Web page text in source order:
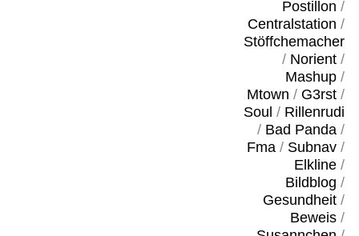
Postillon /
Centralstation /
Stöffchemacher
/ Norient/
Mashup/
Mtown / G3rst/
Soul / Rillenrudi
/ Bad Panda/
Fma/ Subnav/
Elkline/
Bildblog /
Gesundheit/
Beweis/